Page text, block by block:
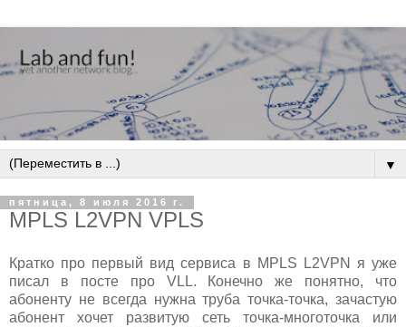
▼
пятница, 8 июля 2016 г.
MPLS L2VPN VPLS
Кратко про первый вид сервиса в MPLS L2VPN я уже
писал в посте про VLL. Конечно же понятно, что
абоненту не всегда нужна труба точка-точка, зачастую
абонент хочет развитую сеть точка-многоточка или